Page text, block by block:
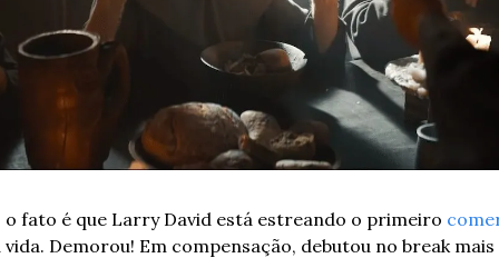
o fato é que Larry David está estreando o primeiro
vida. Demorou! Em compensação, debutou no break